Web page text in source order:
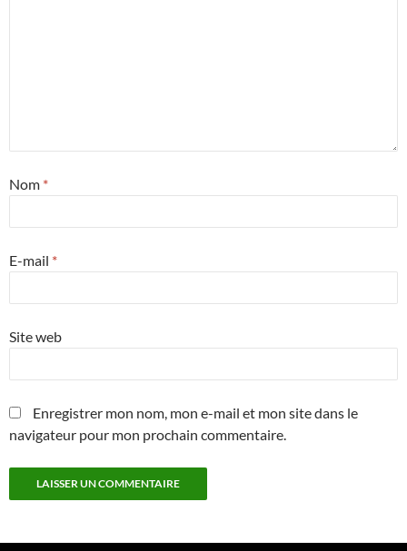
Nom *
E-mail *
Site web
Enregistrer mon nom, mon e-mail et mon site dans le
navigateur pour mon prochain commentaire.